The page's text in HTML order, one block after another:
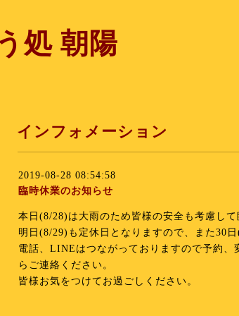
処 朝陽
インフォメーション
2019-08-28 08:54:58
臨時休業のお知らせ
本日(8/28)は大雨のため皆様の安全も考慮して
明日(8/29)も定休日となりますので、また30
電話、LINEはつながっておりますので予約、
らご連絡ください。
皆様お気をつけてお過ごしください。